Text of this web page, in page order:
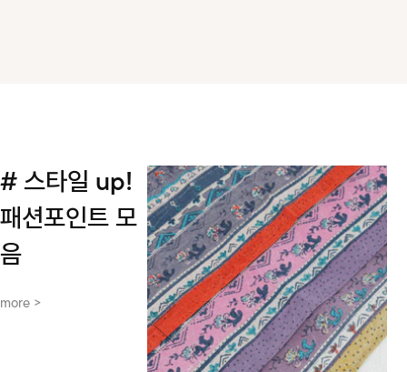
# 스타일 up!
패션포인트 모
음
more >